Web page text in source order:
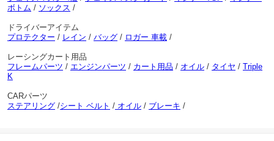
ボトム / ソックス /
ドライバーアイテム
プロテクター / レイン / バッグ / ロガー 車載 /
レーシングカート用品
フレームパーツ / エンジンパーツ / カート用品 / オイル / タイヤ / Triple
K
CARパーツ
ステアリング /シート ベルト / オイル / ブレーキ /